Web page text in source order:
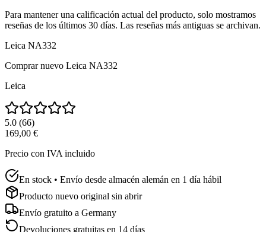
Para mantener una calificación actual del producto, solo mostramos
reseñas de los últimos 30 días. Las reseñas más antiguas se archivan.
Leica NA332
Comprar nuevo Leica NA332
Leica
5.0 (66)
169,00 €
Precio con IVA incluido
En stock • Envío desde almacén alemán en 1 día hábil
Producto nuevo original sin abrir
Envío gratuito a Germany
Devoluciones gratuitas en 14 días